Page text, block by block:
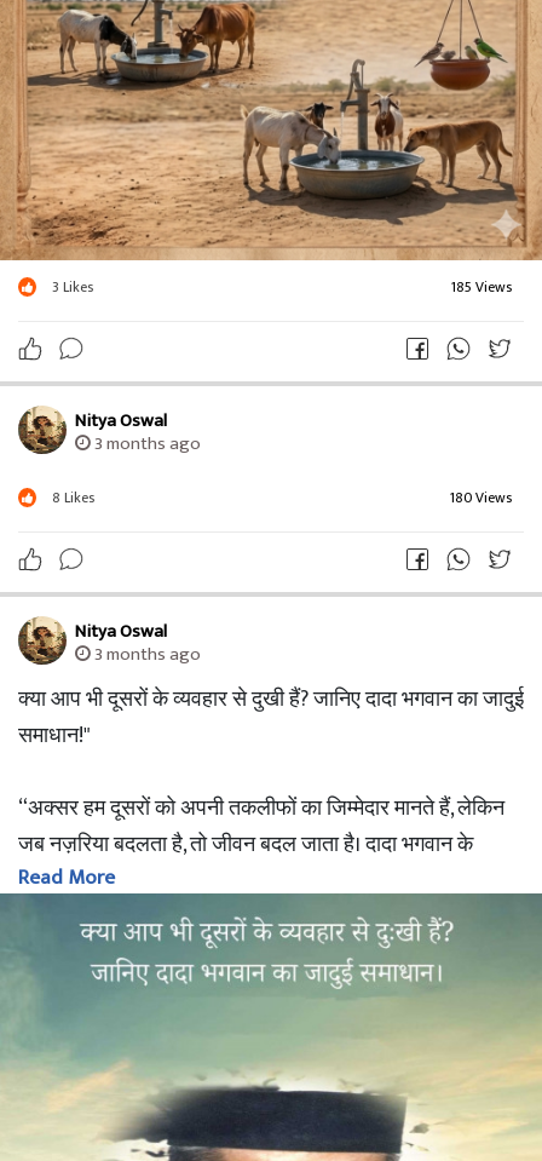
3 Likes 185 Views
Nitya Oswal
3 months ago
8 Likes 180 Views
Nitya Oswal
3 months ago
क्या आप भी दूसरों के व्यवहार से दुखी हैं? जानिए दादा भगवान का जादुई
समाधान!"
“अक्सर हम दूसरों को अपनी तकलीफों का जिम्मेदार मानते हैं, लेकिन
जब नज़रिया बदलता है, तो जीवन बदल जाता है। दादा भगवान के
विज्ञान से मिली इस अनमोल समझ को पढ़ें और साझा करें। 🙏✨”
“क्या कभी आपको ऐसा लगा है कि आपकी शांति की चाबी दूसरों के
हाथों में है? कोई कुछ कह देता है और आप घंटों परेशान रहते हैं?”
अक्सर हम अपनी तकलीफों का दोष दूसरों को देते हैं, लेकिन दादा भग
वान के ‘अक्रम विज्ञान’ ने मुझे एक ऐसी समझ दी है जिसने मेरे जीने का
अंदाज़ा ही बदल दिया। कैसे हमारा अपना ‘कर्म’ और सामने वाला ‘निमित्त’
Read More